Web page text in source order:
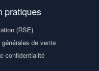
pratiques
(RSE)
de vente
confidentialité